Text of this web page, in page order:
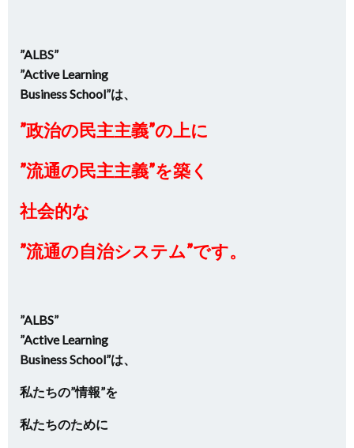
”ALBS”
”Active Learning
Business School”は、
”政治の民主主義”の上に
”流通の民主主義”を築く
社会的な
”流通の自治システム”です。
”ALBS”
”Active Learning
Business School”は、
私たちの”情報”を
私たちのために